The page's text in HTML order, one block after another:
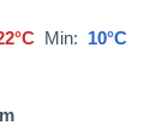
Min: 10°C